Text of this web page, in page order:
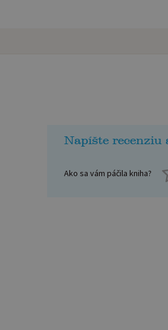
Napíšte recenziu
Ako sa vám páčila kniha?